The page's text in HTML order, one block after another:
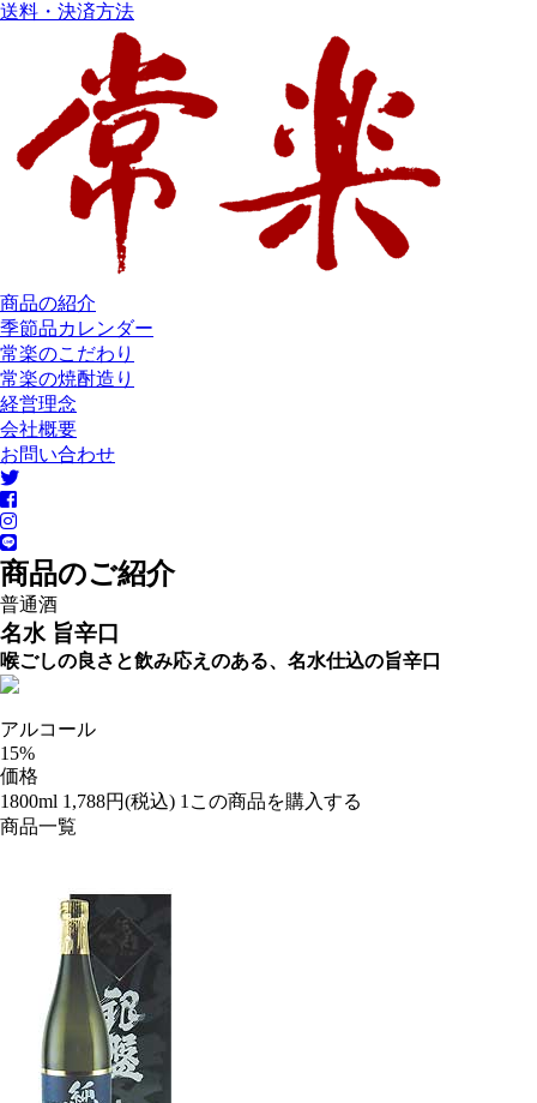
送料・決済方法
商品の紹介
季節品カレンダー
常楽のこだわり
常楽の焼酎造り
経営理念
会社概要
お問い合わせ
商品のご紹介
普通酒
名水 旨辛口
喉ごしの良さと飲み応えのある、名水仕込の旨辛口
アルコール
15%
価格
1800ml 1,788円(税込)
商品一覧